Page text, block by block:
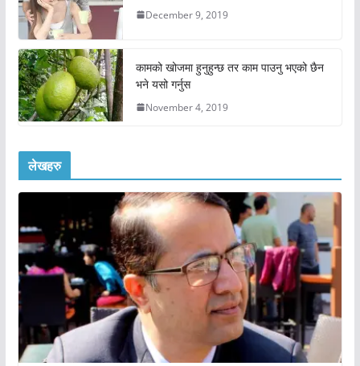
December 9, 2019
कामको खोजमा हुनुहुन्छ तर काम पाउनु भएको छैन
भने यसो गर्नुस
November 4, 2019
लेखहरु